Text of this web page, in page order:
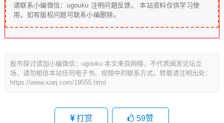
请联系小编微信：ugouku 注明问题反馈。 本站资料仅供学习使
用，如有版权问题可联系小编删除。
股市探讨请加小编微信：ugouku 本文来自网络，不代表闽发论坛立
场，请勿相信本站任何电子书、视频中的联系方式。转载请注明出处：
https://www.xiarj.com/19555.html
打赏 59赞